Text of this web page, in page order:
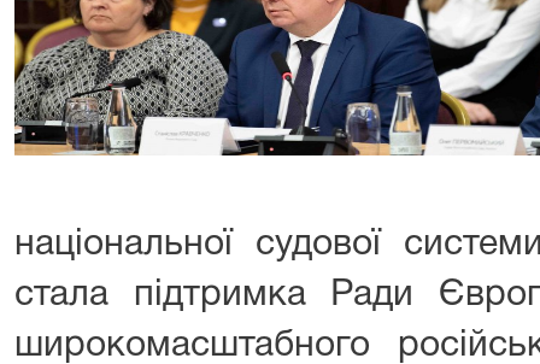
національної судової
стала підтримка Ради
широкомасштабного